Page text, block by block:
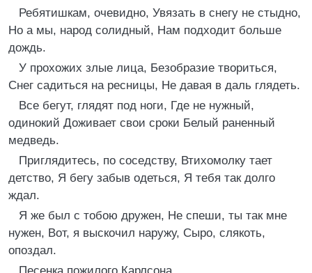
Ребятишкам, очевидно, Увязать в снегу не стыдно,
Но а мы, народ солидный, Нам подходит больше
дождь.
У прохожих злые лица, Безобразие твориться,
Снег садиться на ресницы, Не давая в даль глядеть.
Все бегут, глядят под ноги, Где не нужный,
одинокий Доживает свои сроки Белый раненный
медведь.
Приглядитесь, по соседству, Втихомолку тает
детство, Я бегу забыв одеться, Я тебя так долго
ждал.
Я же был с тобою дружен, Не спеши, ты так мне
нужен, Вот, я выскочил наружу, Сыро, слякоть,
опоздал.